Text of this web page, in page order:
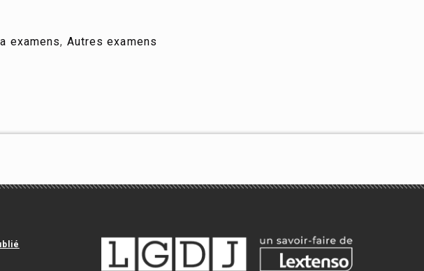
examens, Autres examens